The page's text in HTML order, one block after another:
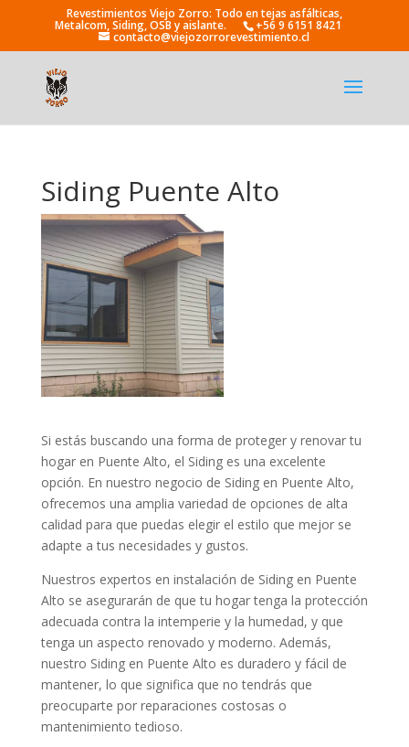
+56 9 6151 8421
contacto@viejozorrorevestimiento.cl
Siding Puente Alto
Si estás buscando una forma de proteger y renovar tu
hogar en Puente Alto, el Siding es una excelente
opción. En nuestro negocio de Siding en Puente Alto,
ofrecemos una amplia variedad de opciones de alta
calidad para que puedas elegir el estilo que mejor se
adapte a tus necesidades y gustos.
Nuestros expertos en instalación de Siding en Puente
Alto se asegurarán de que tu hogar tenga la protección
adecuada contra la intemperie y la humedad, y que
tenga un aspecto renovado y moderno. Además,
nuestro Siding en Puente Alto es duradero y fácil de
mantener, lo que significa que no tendrás que
preocuparte por reparaciones costosas o
mantenimiento tedioso.